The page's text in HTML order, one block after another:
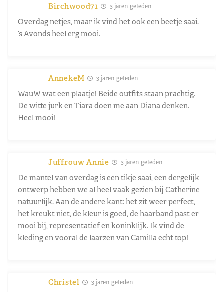
Birchwood71 3 jaren geleden
Overdag netjes, maar ik vind het ook een beetje saai.
’s Avonds heel erg mooi.
AnnekeM 3 jaren geleden
WauW wat een plaatje! Beide outfits staan prachtig.
De witte jurk en Tiara doen me aan Diana denken.
Heel mooi!
Juffrouw Annie 3 jaren geleden
De mantel van overdag is een tikje saai, een dergelijk
ontwerp hebben we al heel vaak gezien bij Catherine
natuurlijk. Aan de andere kant: het zit weer perfect,
het kreukt niet, de kleur is goed, de haarband past er
mooi bij, representatief en koninklijk. Ik vind de
kleding en vooral de laarzen van Camilla echt top!
Christel 3 jaren geleden